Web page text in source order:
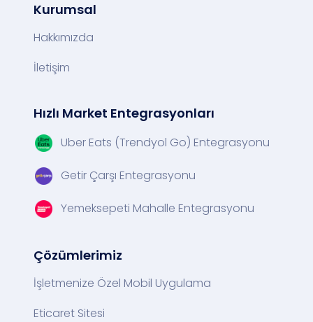
Kurumsal
Hakkımızda
İletişim
Hızlı Market Entegrasyonları
Uber Eats (Trendyol Go) Entegrasyonu
Getir Çarşı Entegrasyonu
Yemeksepeti Mahalle Entegrasyonu
Çözümlerimiz
İşletmenize Özel Mobil Uygulama
Eticaret Sitesi